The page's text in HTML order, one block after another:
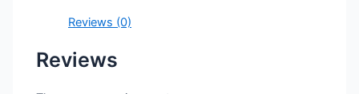
Reviews (0)
Reviews